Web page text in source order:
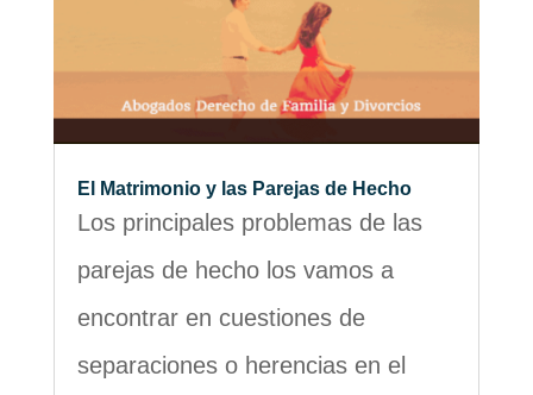
El Matrimonio y las Parejas de Hecho
Los principales problemas de las
parejas de hecho los vamos a
encontrar en cuestiones de
separaciones o herencias en el